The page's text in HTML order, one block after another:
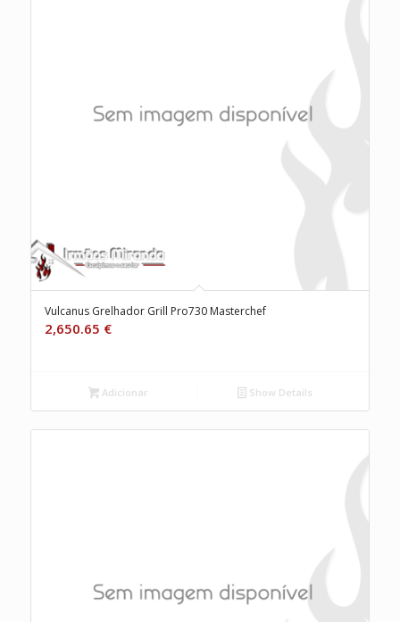
Vulcanus Grelhador Grill Pro730 Masterchef
2,650.65 €
Adicionar Show Details